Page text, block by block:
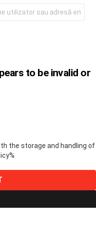
to be invalid or
the storage and handling of